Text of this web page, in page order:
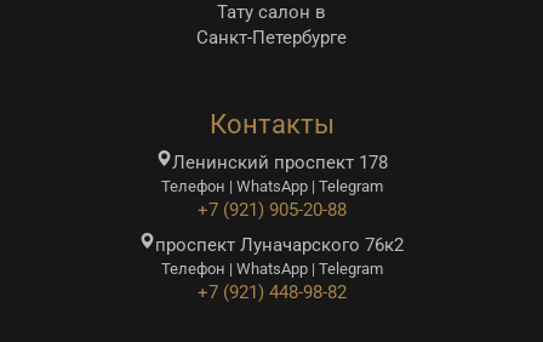
Тату салон в
Санкт-Петербурге
Контакты
Ленинский проспект 178
Телефон | WhatsApp | Telegram
+7 (921) 905-20-88
проспект Луначарского 76к2
Телефон | WhatsApp | Telegram
+7 (921) 448-98-82